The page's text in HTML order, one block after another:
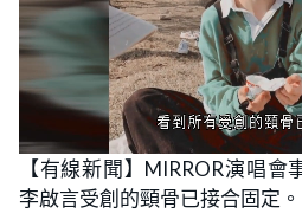
U
n
m
u
t
e
L
o
a
d
e
d
【有線新聞】MIRROR演唱
李啟言受創的頸骨已接合固定。